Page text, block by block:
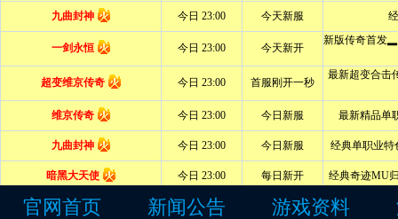
官网首页 新闻公告 游戏资料